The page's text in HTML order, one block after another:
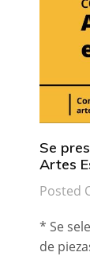
Se
Artes
Posted
* Se
de